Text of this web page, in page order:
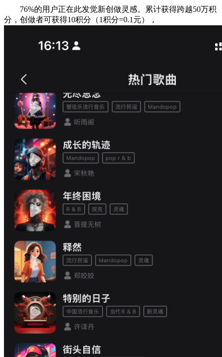
76%的用户正在此发觉新创做灵感。累计获得跨越50万积
分，创做者可获得10积分（1积分=0.1元），